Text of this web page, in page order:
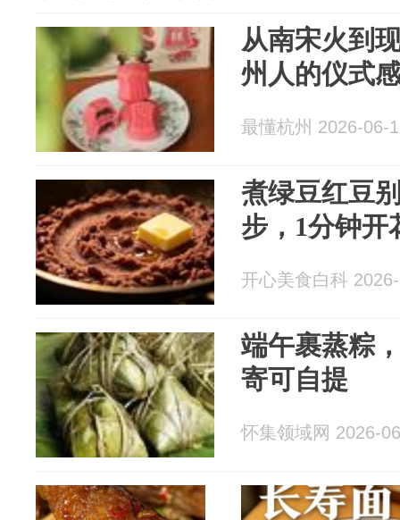
从南宋火到
州人的仪式
最懂杭州 2026-06-
煮绿豆红豆
步，1分钟开
开心美食白科
端午裹蒸粽
寄可自提
怀集领域网 2026-